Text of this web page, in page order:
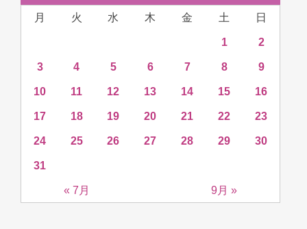
月 火 水 木 金 土 日
« 7月 9月 »
1 2
3 4 5 6 7 8 9
10 11 12 13 14 15 16
17 18 19 20 21 22 23
24 25 26 27 28 29 30
31